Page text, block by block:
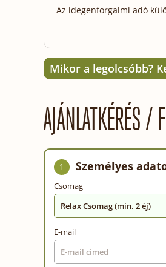
Az idegenforgalmi adó
Mikor a legolcsóbb?
AJÁNLATKÉRÉS /
1 Személyes
Csomag
Relax Csomag (min. 2 éj)
E-mail